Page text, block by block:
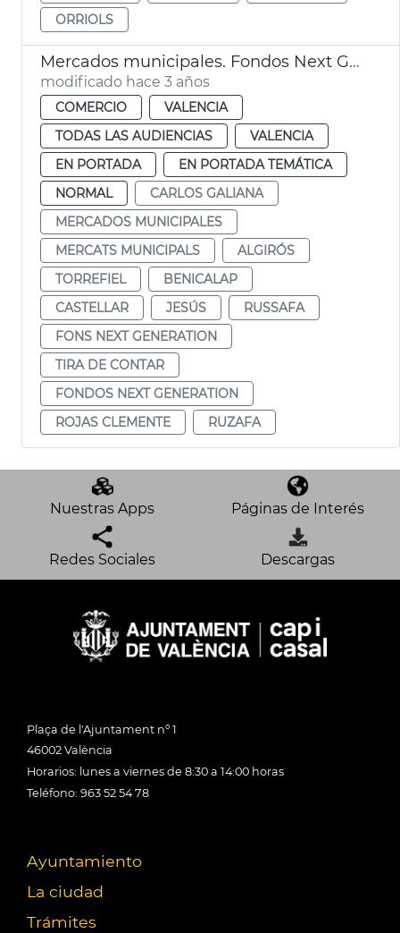
ORRIOLS
Mercados municipales. Fondos Next Generation
modificado hace 3 años
COMERCIO
VALENCIA
TODAS LAS AUDIENCIAS
VALENCIA
EN PORTADA
EN PORTADA TEMÁTICA
NORMAL
CARLOS GALIANA
MERCADOS MUNICIPALES
MERCATS MUNICIPALS
ALGIRÓS
TORREFIEL
BENICALAP
CASTELLAR
JESÚS
RUSSAFA
FONS NEXT GENERATION
TIRA DE CONTAR
FONDOS NEXT GENERATION
ROJAS CLEMENTE
RUZAFA
Nuestras Apps Páginas de Interés
Redes Sociales Descargas
Plaça de l'Ajuntament nº 1
46002 València
Horarios: lunes a viernes de 8:30 a 14:00 horas
Teléfono: 963 52 54 78
Ayuntamiento
La ciudad
Trámites